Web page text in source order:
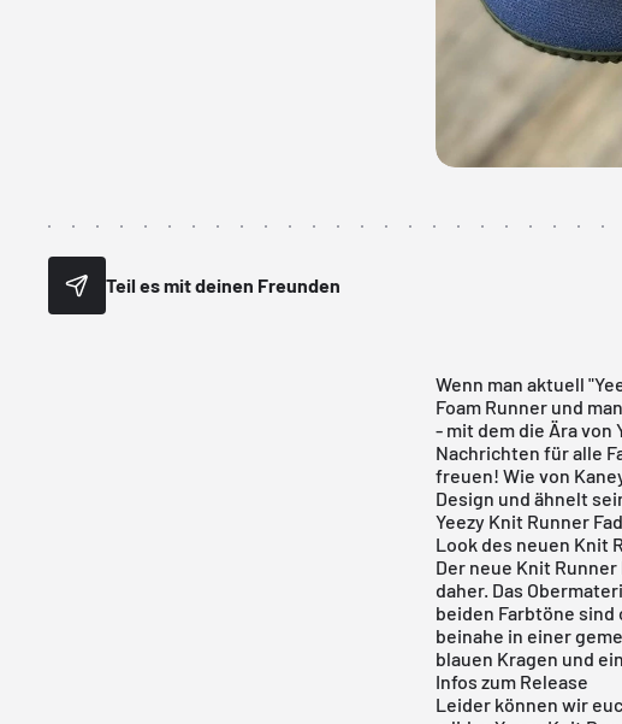
Teil es mit deinen Freunden
Wenn man aktuell
Foam Runner und
- mit dem die Ära von
Nachrichten für alle
freuen! Wie von
Design und ähnelt
Yeezy Knit Runner
Look des neuen Knit
Der neue Knit
daher. Das
beiden Farbtöne
beinahe in einer
blauen Kragen und
Infos zum Release
Leider können wir